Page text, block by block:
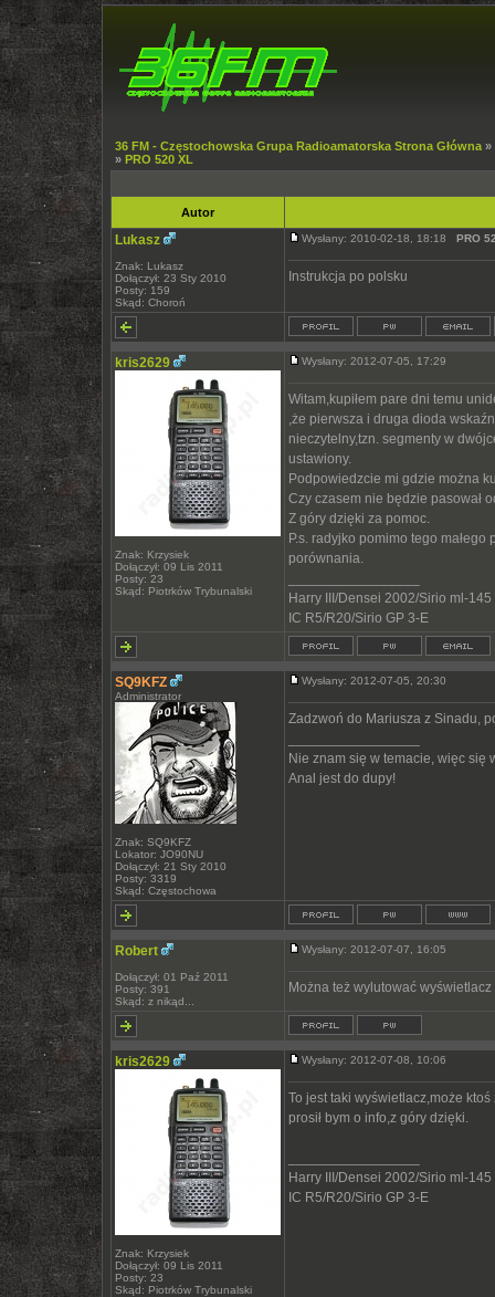
36 FM - Częstochowska Grupa Radioamatorska Strona Główna »
» PRO 520 XL
Autor
Lukasz
Znak: Lukasz
Dołączył: 23 Sty 2010
Posty: 159
Skąd: Choroń
Wysłany: 2010-02-18, 18:18 PRO
Instrukcja po polsku
kris2629
Znak: Krzysiek
Dołączył: 09 Lis 2011
Posty: 23
Skąd: Piotrków Trybunalski
Wysłany: 2012-07-05, 17:29
Witam,kupiłem pare dni temu
,że pierwsza i druga dioda
nieczytelny,tzn. segmenty w
ustawiony.
Podpowiedzcie mi gdzie można
Czy czasem nie będzie pasował
Z góry dzięki za pomoc.
P.s. radyjko pomimo tego
porównania.
Harry III/Densei 2002/Sirio ml-145
IC R5/R20/Sirio GP 3-E
SQ9KFZ
Administrator
Znak: SQ9KFZ
Lokator: JO90NU
Dołączył: 21 Sty 2010
Posty: 3319
Skąd: Częstochowa
Wysłany: 2012-07-05, 20:30
Zadzwoń do Mariusza z Sinadu,
Nie znam się w temacie, więc się
Anal jest do dupy!
Robert
Dołączył: 01 Paź 2011
Posty: 391
Skąd: z nikąd...
Wysłany: 2012-07-07, 16:05
Można też wylutować
kris2629
Znak: Krzysiek
Dołączył: 09 Lis 2011
Posty: 23
Skąd: Piotrków Trybunalski
Wysłany: 2012-07-08, 10:06
To jest taki wyświetlacz,może
prosił bym o info,z góry dzięki.
Harry III/Densei 2002/Sirio ml-145
IC R5/R20/Sirio GP 3-E